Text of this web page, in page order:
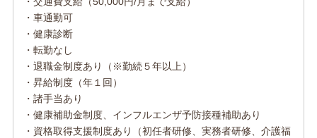
・車通勤可
・健康診断
・転勤なし
・退職金制度あり（※勤続５年以上）
・昇給制度（年１回）
・諸手当あり
・健康補助金制度、インフルエンザ予防接種補助あり
・資格取得支援制度あり（初任者研修、実務者研修、介護福